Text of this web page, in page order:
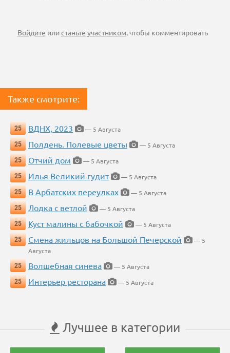
Войдите илистаньте участником, чтобы комментировать
Также смотрите:
25 ВДНХ, 2023
— 5 Августа
25
Полдень. Полевые цветы
— 5 Августа
25
Отчий дом
— 5 Августа
25
Илья Великий гудит
— 5 Августа
25
В Арбатских переулках
— 5 Августа
25
Лодка с ветлой
— 5 Августа
25
Куст малины с бабочкой
— 5 Августа
25
Смена жильцов на Большой Печерской
— 5
Августа
25
Волшебная синева
— 5 Августа
25
Интерьер ресторана — 5 Августа
Лучшее в категории